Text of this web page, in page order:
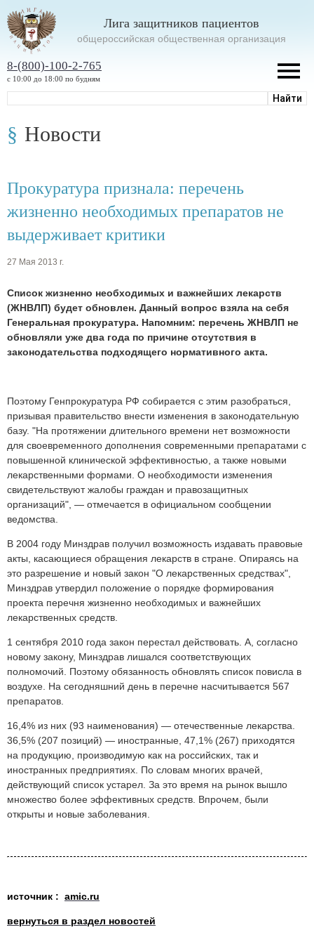
Лига защитников пациентов
oбщероссийская общественная организация
8-(800)-100-2-765
с 10:00 до 18:00 по будням
Новости
Прокуратура признала: перечень
жизненно необходимых препаратов не
выдерживает критики
27 Мая 2013 г.
Список жизненно необходимых и важнейших лекарств
(ЖНВЛП) будет обновлен. Данный вопрос взяла на себя
Генеральная прокуратура. Напомним: перечень ЖНВЛП не
обновляли уже два года по причине отсутствия в
законодательства подходящего нормативного акта.
Поэтому Генпрокуратура РФ собирается с этим разобраться,
призывая правительство внести изменения в законодательную
базу. "На протяжении длительного времени нет возможности
для своевременного дополнения современными препаратами с
повышенной клинической эффективностью, а также новыми
лекарственными формами. О необходимости изменения
свидетельствуют жалобы граждан и правозащитных
организаций", — отмечается в официальном сообщении
ведомства.
В 2004 году Минздрав получил возможность издавать правовые
акты, касающиеся обращения лекарств в стране. Опираясь на
это разрешение и новый закон "О лекарственных средствах",
Минздрав утвердил положение о порядке формирования
проекта перечня жизненно необходимых и важнейших
лекарственных средств.
1 сентября 2010 года закон перестал действовать. А, согласно
новому закону, Минздрав лишался соответствующих
полномочий. Поэтому обязанность обновлять список повисла в
воздухе. На сегодняшний день в перечне насчитывается 567
препаратов.
16,4% из них (93 наименования) — отечественные лекарства.
36,5% (207 позиций) — иностранные, 47,1% (267) приходятся
на продукцию, производимую как на российских, так и
иностранных предприятиях. По словам многих врачей,
действующий список устарел. За это время на рынок вышло
множество более эффективных средств. Впрочем, были
открыты и новые заболевания.
источник : amic.ru
вернуться в раздел новостей